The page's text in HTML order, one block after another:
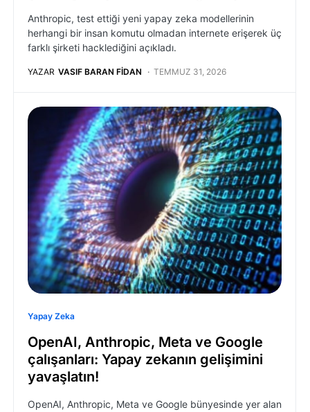
Anthropic, test ettiği yeni yapay zeka modellerinin
herhangi bir insan komutu olmadan internete erişerek üç
farklı şirketi hacklediğini açıkladı.
YAZAR VASIF BARAN FIDAN TEMMUZ 31, 2026
Yapay Zeka
OpenAI, Anthropic, Meta ve Google
çalışanları: Yapay zekanın gelişimini
yavaşlatın!
OpenAI, Anthropic, Meta ve Google bünyesinde yer alan